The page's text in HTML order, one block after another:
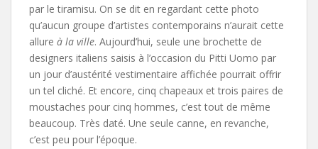
par le tiramisu. On se dit en regardant cette photo
qu’aucun groupe d’artistes contemporains n’aurait cette
allure à la ville. Aujourd’hui, seule une brochette de
designers italiens saisis à l’occasion du Pitti Uomo par
un jour d’austérité vestimentaire affichée pourrait offrir
un tel cliché. Et encore, cinq chapeaux et trois paires de
moustaches pour cinq hommes, c’est tout de même
beaucoup. Très daté. Une seule canne, en revanche,
c’est peu pour l’époque.